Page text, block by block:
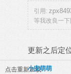
引用:
等我改良一下
更新之后定
点击重新加载
小安萌萌